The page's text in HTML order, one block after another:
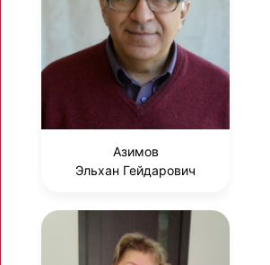
Азимов
Эльхан Гейдарович